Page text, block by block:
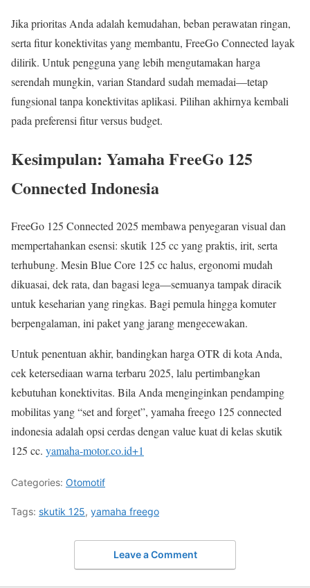
Jika prioritas Anda adalah kemudahan, beban perawatan ringan,
serta fitur konektivitas yang membantu, FreeGo Connected layak
dilirik. Untuk pengguna yang lebih mengutamakan harga
serendah mungkin, varian Standard sudah memadai—tetap
fungsional tanpa konektivitas aplikasi. Pilihan akhirnya kembali
pada preferensi fitur versus budget.
Kesimpulan: Yamaha FreeGo 125
Connected Indonesia
FreeGo 125 Connected 2025 membawa penyegaran visual dan
mempertahankan esensi: skutik 125 cc yang praktis, irit, serta
terhubung. Mesin Blue Core 125 cc halus, ergonomi mudah
dikuasai, dek rata, dan bagasi lega—semuanya tampak diracik
untuk keseharian yang ringkas. Bagi pemula hingga komuter
berpengalaman, ini paket yang jarang mengecewakan.
Untuk penentuan akhir, bandingkan harga OTR di kota Anda,
cek ketersediaan warna terbaru 2025, lalu pertimbangkan
kebutuhan konektivitas. Bila Anda menginginkan pendamping
mobilitas yang “set and forget”, yamaha freego 125 connected
indonesia adalah opsi cerdas dengan value kuat di kelas skutik
125 cc. yamaha-motor.co.id+1
Categories: Otomotif
Tags: skutik 125, yamaha freego
Leave a Comment